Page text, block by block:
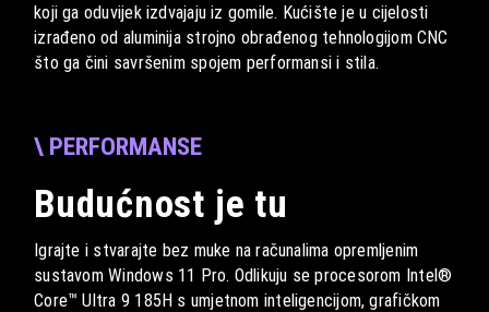
koji ga oduvijek izdvajaju iz gomile. Kućište je u cijelosti
izrađeno od aluminija strojno obrađenog tehnologijom CNC
što ga čini savršenim spojem performansi i stila.
\ PERFORMANSE
Budućnost je tu
Igrajte i stvarajte bez muke na računalima opremljenim
sustavom Windows 11 Pro. Odlikuju se procesorom Intel®
Core™ Ultra 9 185H s umjetnom inteligencijom, grafičkom